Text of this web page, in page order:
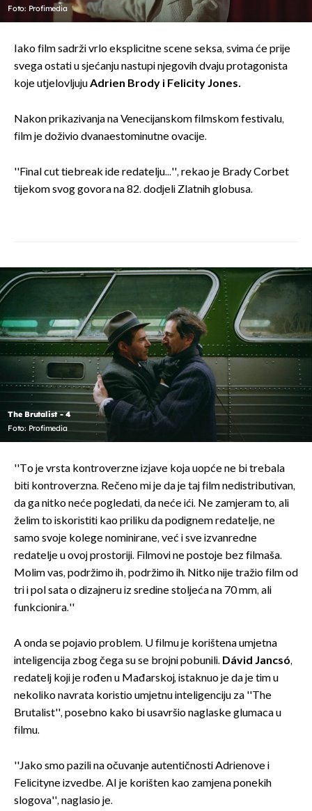
Foto: Profimedia
Iako film sadrži vrlo eksplicitne scene seksa, svima će prije
svega ostati u sjećanju nastupi njegovih dvaju protagonista
koje utjelovljujuAdrien Brody i Felicity Jones.
Nakon prikazivanja na Venecijanskom filmskom festivalu,
film je doživio dvanaestominutne ovacije.
''Final cut tiebreak ide redatelju...'', rekao je Brady Corbet
tijekom svog govora na 82. dodjeli Zlatnih globusa.
The Brutalist - 4
Foto: Profimedia
''To je vrsta kontroverzne izjave koja uopće ne bi trebala
biti kontroverzna. Rečeno mi je da je taj film nedistributivan,
da ga nitko neće pogledati, da neće ići. Ne zamjeram to, ali
želim to iskoristiti kao priliku da podignem redatelje, ne
samo svoje kolege nominirane, već i sve izvanredne
redatelje u ovoj prostoriji. Filmovi ne postoje bez filmaša.
Molim vas, podržimo ih, podržimo ih. Nitko nije tražio film od
tri i pol sata o dizajneru iz sredine stoljeća na 70 mm, ali
funkcionira.''
A onda se pojavio problem. U filmu je korištena umjetna
inteligencija zbog čega su se brojni pobunili. Dávid Jancsó,
redatelj koji je rođen u Mađarskoj, istaknuo je da je tim u
nekoliko navrata koristio umjetnu inteligenciju za ''The
Brutalist'', posebno kako bi usavršio naglaske glumaca u
filmu.
''Jako smo pazili na očuvanje autentičnosti Adrienove i
Felicityne izvedbe. AI je korišten kao zamjena ponekih
slogova'', naglasio je.